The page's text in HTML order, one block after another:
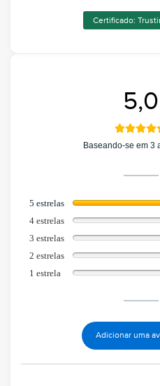
5,0
Baseando-se em 3
5 estrelas
4 estrelas
3 estrelas
2 estrelas
1 estrela
Adicionar uma
Certificado: